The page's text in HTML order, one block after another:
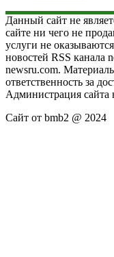
Данный сайт не
сайте ни чего не
услуги не
новостей RSS канала
newsru.com.
ответственность за
Администрация сайта
Сайт от bmb2 @ 2024